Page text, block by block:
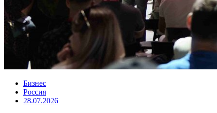
Бизнес
Россия
28.07.2026